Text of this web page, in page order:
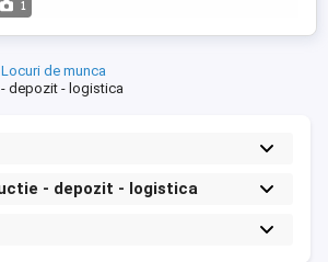
1
Locuri de munca
depozit - logistica
- depozit - logistica